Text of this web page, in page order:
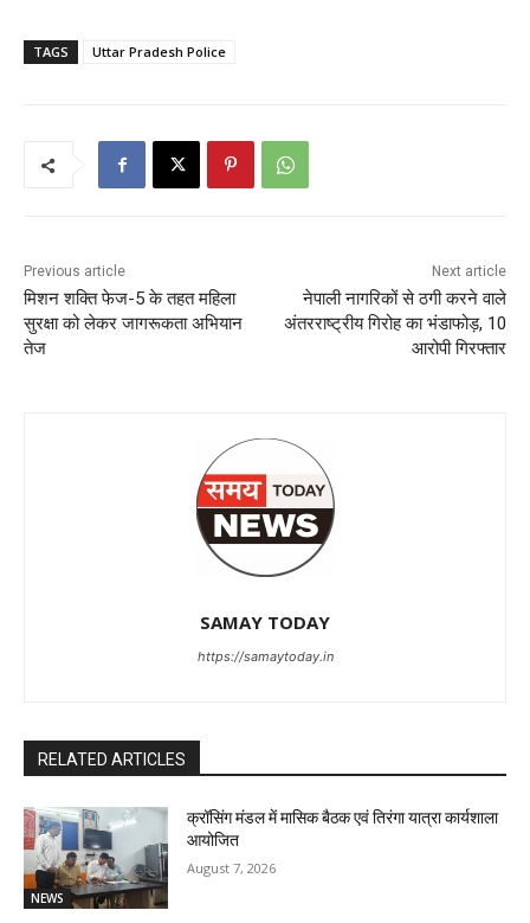
TAGS Uttar Pradesh Police
Previous article
मिशन शक्ति फेज-5 के तहत महिला
सुरक्षा को लेकर जागरूकता अभियान
तेज
Next article
नेपाली नागरिकों से ठगी करने वाले
अंतरराष्ट्रीय गिरोह का भंडाफोड़, 10
आरोपी गिरफ्तार
SAMAY TODAY
https://samaytoday.in
RELATED ARTICLES
NEWS
क्रॉसिंग मंडल में मासिक बैठक एवं तिरंगा यात्रा कार्यशाला
आयोजित
August 7, 2026